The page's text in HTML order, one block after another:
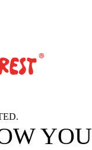
YOU